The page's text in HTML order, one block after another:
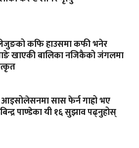
कफि हाउसमा कफी भनेर
खाएकी बालिका नजिकैको जंगलमा
सास फेर्न गाह्रो भए
पाण्डेका यी १६ सुझाव पढ्नुहोस्